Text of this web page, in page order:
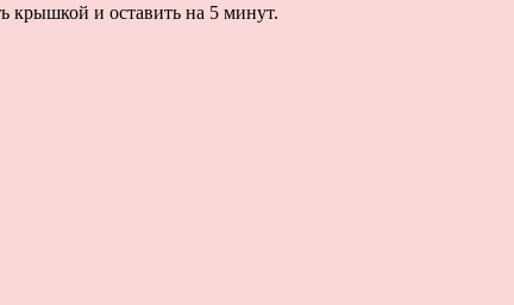
крышкой и оставить на 5 минут.